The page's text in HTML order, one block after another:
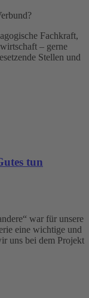
Fachkraft,
– gerne
Stellen und
tun
war für unsere
eine wichtige und
uns bei dem Projekt